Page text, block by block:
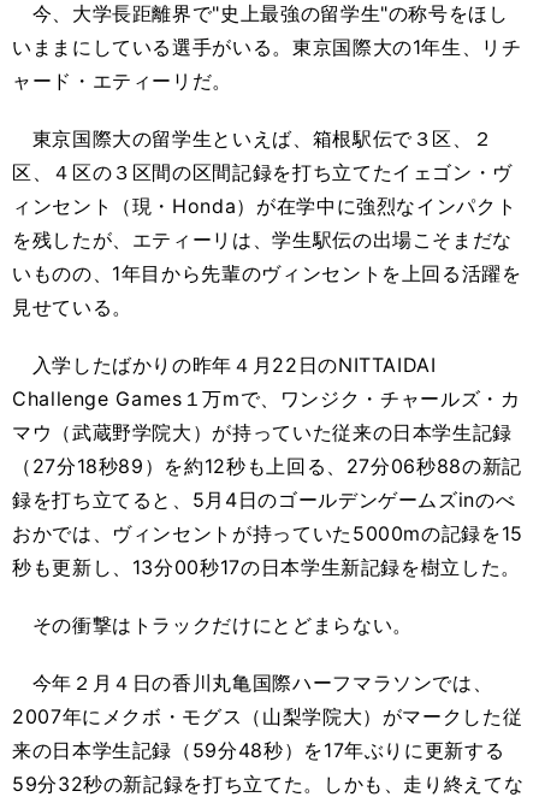
今、大学長距離界で"史上最強の留学生"の称号をほし
いままにしている選手がいる。東京国際大の1年生、リチ
ャード・エティーリだ。
東京国際大の留学生といえば、箱根駅伝で３区、２
区、４区の３区間の区間記録を打ち立てたイェゴン・ヴ
ィンセント（現・Honda）が在学中に強烈なインパクト
を残したが、エティーリは、学生駅伝の出場こそまだな
いものの、1年目から先輩のヴィンセントを上回る活躍を
見せている。
入学したばかりの昨年４月22日のNITTAIDAI
Challenge Games１万mで、ワンジク・チャールズ・カ
マウ（武蔵野学院大）が持っていた従来の日本学生記録
（27分18秒89）を約12秒も上回る、27分06秒88の新記
録を打ち立てると、5月4日のゴールデンゲームズinのべ
おかでは、ヴィンセントが持っていた5000mの記録を15
秒も更新し、13分00秒17の日本学生新記録を樹立した。
その衝撃はトラックだけにとどまらない。
今年２月４日の香川丸亀国際ハーフマラソンでは、
2007年にメクボ・モグス（山梨学院大）がマークした従
来の日本学生記録（59分48秒）を17年ぶりに更新する
59分32秒の新記録を打ち立てた。しかも、走り終えてな